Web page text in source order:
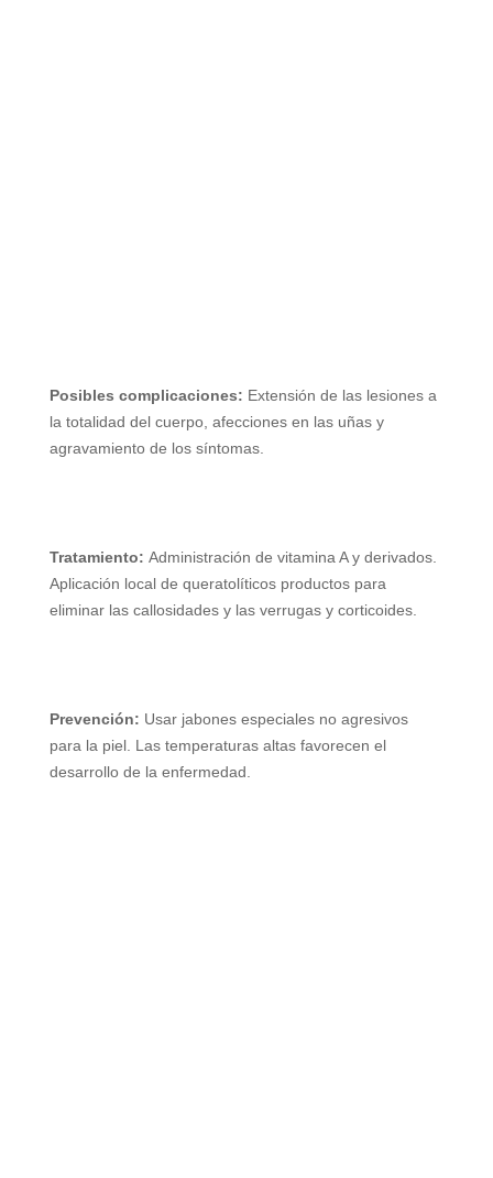
Posibles complicaciones: Extensión de las lesiones a
la totalidad del cuerpo, afecciones en las uñas y
agravamiento de los síntomas.
Tratamiento: Administración de vitamina A y derivados.
Aplicación local de queratolíticos productos para
eliminar las callosidades y las verrugas y corticoides.
Prevención: Usar jabones especiales no agresivos
para la piel. Las temperaturas altas favorecen el
desarrollo de la enfermedad.